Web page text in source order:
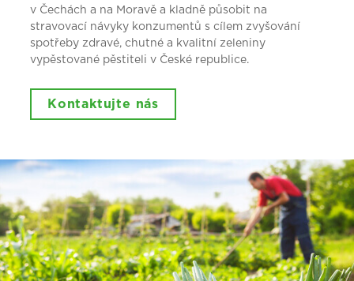
v Čechách a na Moravě a kladně působit na
stravovací návyky konzumentů s cílem zvyšování
spotřeby zdravé, chutné a kvalitní zeleniny
vypěstované pěstiteli v České republice.
Kontaktujte nás